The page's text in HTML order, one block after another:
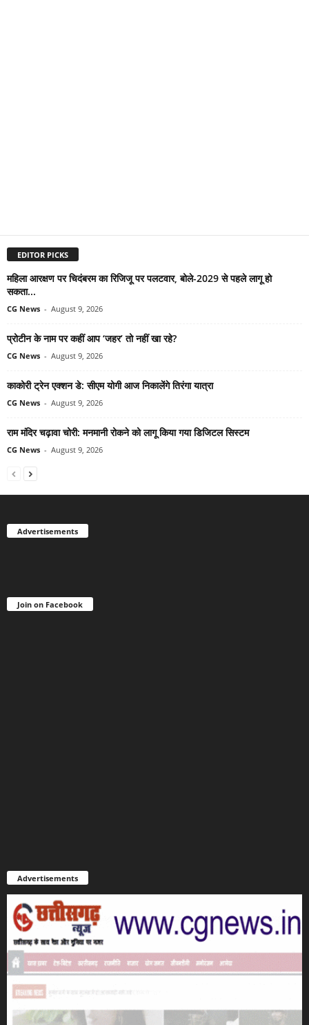
EDITOR PICKS
महिला आरक्षण पर चिदंबरम का रिजिजू पर पलटवार, बोले-2029 से पहले लागू हो
सकता...
CG News - August 9, 2026
प्रोटीन के नाम पर कहीं आप ‘जहर’ तो नहीं खा रहे?
CG News - August 9, 2026
काकोरी ट्रेन एक्शन डे: सीएम योगी आज निकालेंगे तिरंगा यात्रा
CG News - August 9, 2026
राम मंदिर चढ़ावा चोरी: मनमानी रोकने को लागू किया गया डिजिटल सिस्टम
CG News - August 9, 2026
Advertisements
Join on Facebook
Advertisements